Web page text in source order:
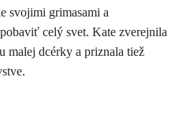
svojimi grimasami a
celý svet. Kate zverejnila
malej dcérky a priznala tiež